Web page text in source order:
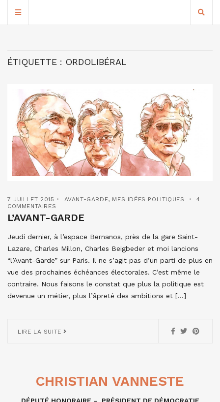
ÉTIQUETTE : ORDOLIBÉRAL
7 JUILLET 2015 AVANT-GARDE, MES IDÉES POLITIQUES
4
COMMENTAIRES
L’AVANT-GARDE
Jeudi dernier, à l’espace Bernanos, près de la gare Saint-
Lazare, Charles Millon, Charles Beigbeder et moi lancions
“l’Avant-Garde” sur Paris. Il ne s’agit pas d’un parti de plus en
vue des prochaines échéances électorales. C’est même le
contraire. Nous faisons le constat que plus la politique est
devenue un métier, plus l’âpreté des ambitions et […]
LIRE LA SUITE
CHRISTIAN VANNESTE